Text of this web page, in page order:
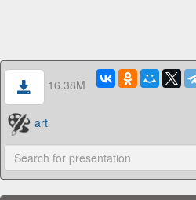
16.38M
art